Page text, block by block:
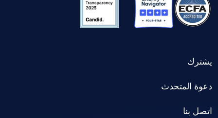
يشترك
دعوة المتحدث
اتصل بنا